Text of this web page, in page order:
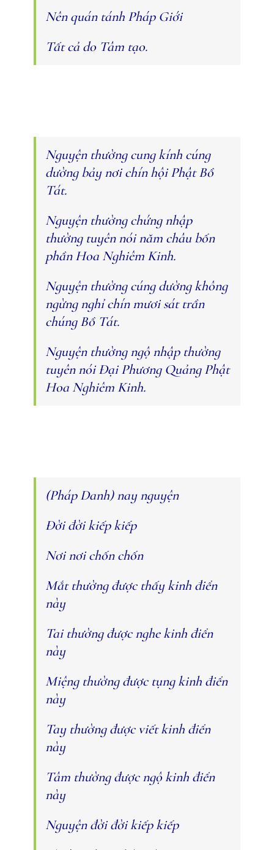
Nên quán tánh Pháp Giới
Tất cả do Tâm tạo.
Nguyện thường cung kính cúng
dường bảy nơi chín hội Phật Bồ
Tát.
Nguyện thường chứng nhập
thường tuyên nói năm châu bốn
phần Hoa Nghiêm Kinh.
Nguyện thường cúng dường không
ngừng nghỉ chín mươi sát trần
chúng Bồ Tát.
Nguyện thường ngộ nhập thường
tuyên nói Đại Phương Quảng Phật
Hoa Nghiêm Kinh.
(Pháp Danh) nay nguyện
Đời đời kiếp kiếp
Nơi nơi chốn chốn
Mắt thường được thấy kinh điển
này
Tai thường được nghe kinh điển
này
Miệng thường được tụng kinh điển
này
Tay thường được viết kinh điển
này
Tâm thường được ngộ kinh điển
này
Nguyện đời đời kiếp kiếp